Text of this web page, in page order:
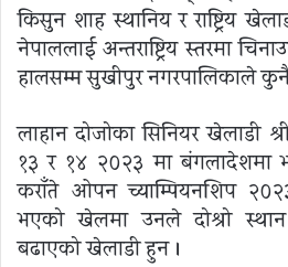
किसुन शाह स्थानिय र राष्ट्रिय
नेपाललाई अन्तराष्ट्रिय स्तरमा
हालसम्म सुखीपुर नगरपालिकाले
लाहान दोजोका सिनियर खेलाडी
१३ र १४ २०२३ मा बंगलादेशमा
कराँते ओपन च्याम्पियनशिप
भएको खेलमा उनले दोश्रो स्थान
बढाएको खेलाडी हुन ।